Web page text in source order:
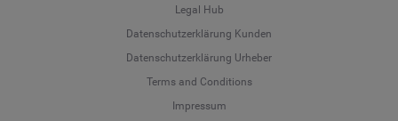
Legal Hub
Datenschutzerklärung Kunden
Datenschutzerklärung Urheber
Terms and Conditions
Impressum